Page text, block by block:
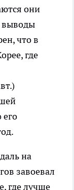
они
выводы
что в
где
на
завоевал
где лучше